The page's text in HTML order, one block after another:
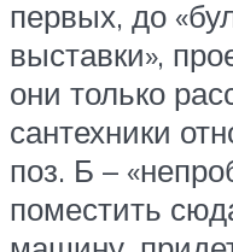
первых, до
выставки»,
они только
сантехники
поз. Б –
поместить